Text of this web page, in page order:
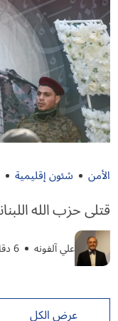
الأمن شئون إقليمية
قتلى حزب الله
علي آلفونه 6 دقائق قراءة
عرض الكل